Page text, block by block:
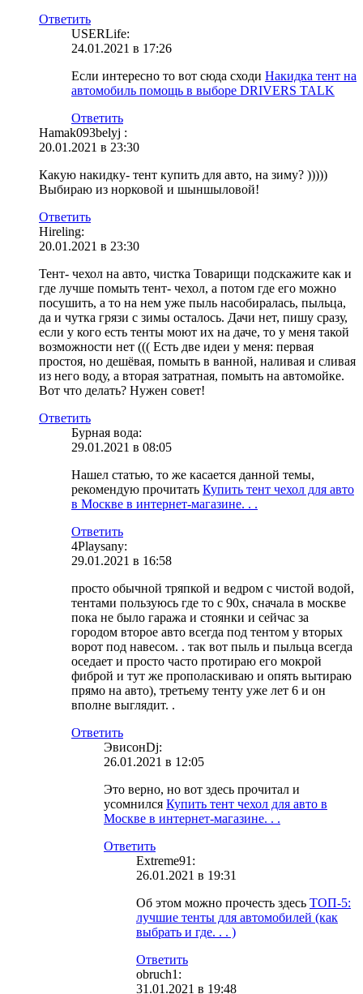
Ответить
USERLife:
24.01.2021 в 17:26
Если интересно то вот сюда сходи Накидка тент на
автомобиль помощь в выборе DRIVERS TALK
Ответить
Hamak093belyj :
20.01.2021 в 23:30
Какую накидку- тент купить для авто, на зиму? )))))
Выбираю из норковой и шыншыловой!
Ответить
Hireling:
20.01.2021 в 23:30
Тент- чехол на авто, чистка Товарищи подскажите как и
где лучше помыть тент- чехол, а потом где его можно
посушить, а то на нем уже пыль насобиралась, пыльца,
да и чутка грязи с зимы осталось. Дачи нет, пишу сразу,
если у кого есть тенты моют их на даче, то у меня такой
возможности нет ((( Есть две идеи у меня: первая
простоя, но дешёвая, помыть в ванной, наливая и сливая
из него воду, а вторая затратная, помыть на автомойке.
Вот что делать? Нужен совет!
Ответить
Бурная вода:
29.01.2021 в 08:05
Нашел статью, то же касается данной темы,
рекомендую прочитать Купить тент чехол для авто
в Москве в интернет-магазине. . .
Ответить
4Playsany:
29.01.2021 в 16:58
просто обычной тряпкой и ведром с чистой водой,
тентами пользуюсь где то с 90х, сначала в москве
пока не было гаража и стоянки и сейчас за
городом второе авто всегда под тентом у вторых
ворот под навесом. . так вот пыль и пыльца всегда
оседает и просто часто протираю его мокрой
фиброй и тут же прополаскиваю и опять вытираю
прямо на авто), третьему тенту уже лет 6 и он
вполне выглядит. .
Ответить
ЭвисонDj:
26.01.2021 в 12:05
Это верно, но вот здесь прочитал и
усомнился Купить тент чехол для авто в
Москве в интернет-магазине. . .
Ответить
Extreme91:
26.01.2021 в 19:31
Об этом можно прочесть здесь ТОП-5:
лучшие тенты для автомобилей (как
выбрать и где. . . )
Ответить
obruch1:
31.01.2021 в 19:48